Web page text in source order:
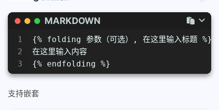
MARKDOWN
1
2
3
{% folding 参数（可选）, 在这里输入标题 %}
在这里输入内容
{% endfolding %}
支持嵌套